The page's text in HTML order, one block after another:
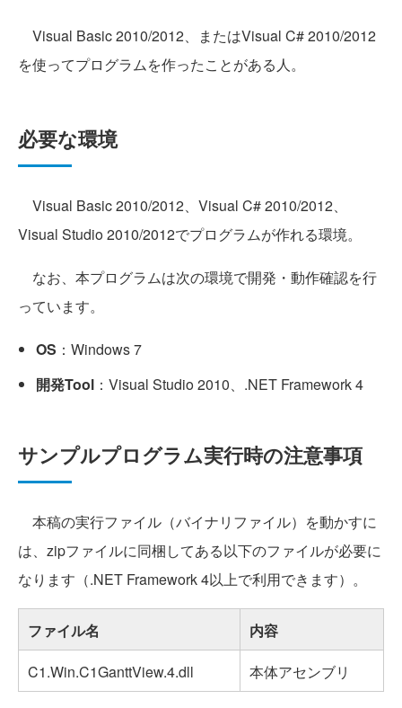
Visual Basic 2010/2012、またはVisual C# 2010/2012
を使ってプログラムを作ったことがある人。
必要な環境
Visual Basic 2010/2012、Visual C# 2010/2012、
Visual Studio 2010/2012でプログラムが作れる環境。
なお、本プログラムは次の環境で開発・動作確認を行
っています。
OS ：Windows 7
開発Tool ：Visual Studio 2010、.NET Framework 4
サンプルプログラム実行時の注意事項
本稿の実行ファイル（バイナリファイル）を動かすに
は、zipファイルに同梱してある以下のファイルが必要に
なります（.NET Framework 4以上で利用できます）。
ファイル名
内容
C1.Win.C1GanttView.4.dll
本体アセンブリ